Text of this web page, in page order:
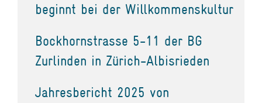
beginnt bei der Willkommenskultur
Bockhornstrasse 5-11 der BG
Zurlinden in Zürich-Albisrieden
Jahresbericht 2025 von